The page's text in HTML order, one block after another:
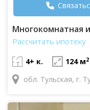
Многокомнатная
Рассчитать ипотеку
4+ к. 124 м2
обл. Тульская, г.